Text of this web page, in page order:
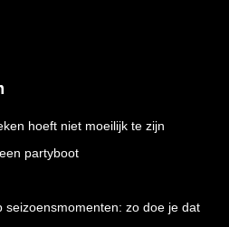
hoeft niet moeilijk te zijn
partyboot
seizoensmomenten: zo doe je dat